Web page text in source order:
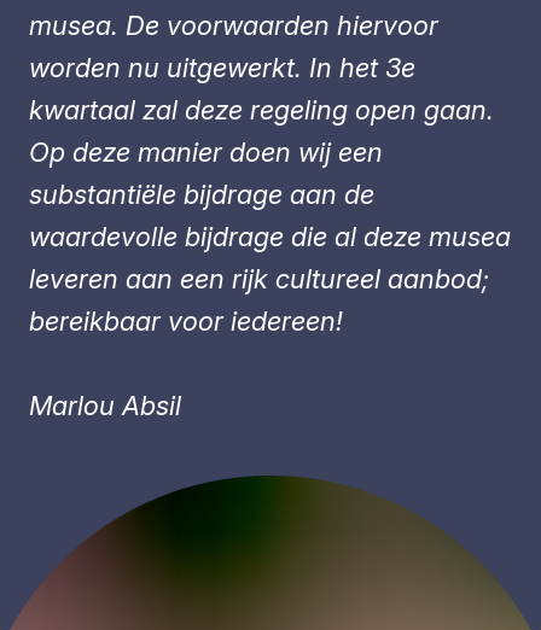
musea. De voorwaarden hiervoor
worden nu uitgewerkt. In het 3e
kwartaal zal deze regeling open gaan.
Op deze manier doen wij een
substantiële bijdrage aan de
waardevolle bijdrage die al deze musea
leveren aan een rijk cultureel aanbod;
bereikbaar voor iedereen!
Marlou Absil